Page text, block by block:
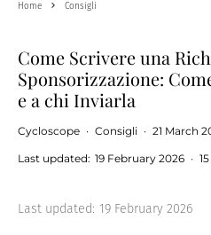
Home Consigli
Come Scrivere una
Sponsorizzazione:
e a chi Inviarla
Cycloscope · Consigli · 21 March
Last updated: 19 February 2026 ·
Last updated: 19 February 2026